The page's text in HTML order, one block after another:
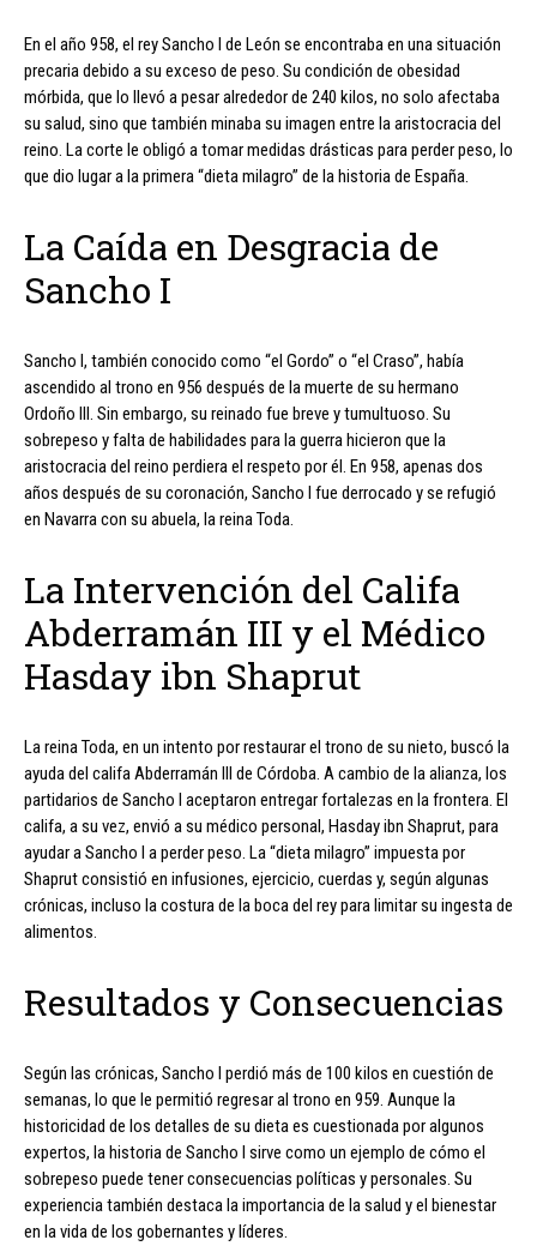
En el año 958, el rey Sancho I de León se encontraba en una situación
precaria debido a su exceso de peso. Su condición de obesidad
mórbida, que lo llevó a pesar alrededor de 240 kilos, no solo afectaba
su salud, sino que también minaba su imagen entre la aristocracia del
reino. La corte le obligó a tomar medidas drásticas para perder peso, lo
que dio lugar a la primera “dieta milagro” de la historia de España.
La Caída en Desgracia de
Sancho I
Sancho I, también conocido como “el Gordo” o “el Craso”, había
ascendido al trono en 956 después de la muerte de su hermano
Ordoño III. Sin embargo, su reinado fue breve y tumultuoso. Su
sobrepeso y falta de habilidades para la guerra hicieron que la
aristocracia del reino perdiera el respeto por él. En 958, apenas dos
años después de su coronación, Sancho I fue derrocado y se refugió
en Navarra con su abuela, la reina Toda.
La Intervención del Califa
Abderramán III y el Médico
Hasday ibn Shaprut
La reina Toda, en un intento por restaurar el trono de su nieto, buscó la
ayuda del califa Abderramán III de Córdoba. A cambio de la alianza, los
partidarios de Sancho I aceptaron entregar fortalezas en la frontera. El
califa, a su vez, envió a su médico personal, Hasday ibn Shaprut, para
ayudar a Sancho I a perder peso. La “dieta milagro” impuesta por
Shaprut consistió en infusiones, ejercicio, cuerdas y, según algunas
crónicas, incluso la costura de la boca del rey para limitar su ingesta de
alimentos.
Resultados y Consecuencias
Según las crónicas, Sancho I perdió más de 100 kilos en cuestión de
semanas, lo que le permitió regresar al trono en 959. Aunque la
historicidad de los detalles de su dieta es cuestionada por algunos
expertos, la historia de Sancho I sirve como un ejemplo de cómo el
sobrepeso puede tener consecuencias políticas y personales. Su
experiencia también destaca la importancia de la salud y el bienestar
en la vida de los gobernantes y líderes.